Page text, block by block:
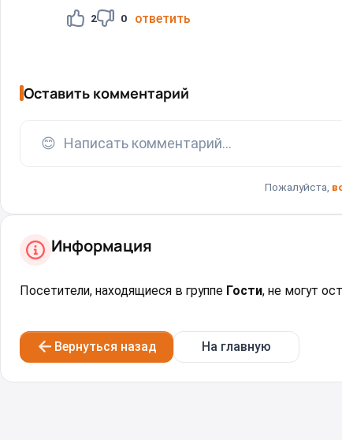
2 0 ответить
Оставить комментарий
😊 Написать комментарий...
Пожалуйста,
Информация
Посетители, находящиеся в группе Гости, не могут
Вернуться назад На главную